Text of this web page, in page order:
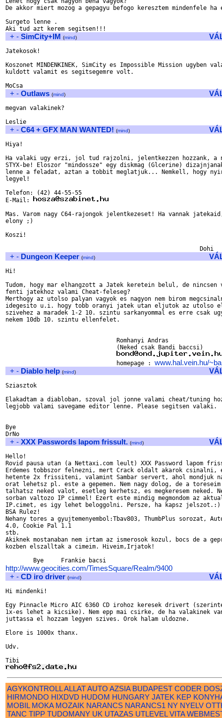
De akkor miert mozog a gepagyu befogo keresztem mindenfele
Surgeto lenne .
+ - SimCity+IM (mind)
Jatekosok!
Koszonet MINDENKINEK, SimCity es Impossible Mission ugyben
kuldott valamit es segitsegemre volt.
+ - Outlaws (mind)
megvan valakinek?
+ - C64 + GFX MAN WANTED! (mind)
Hiya!
Ha valaki ugy erzi, jol tud rajzolni, jelentkezzen hozzank, a
STYX-be! Eloszor "mindossze" egy diskmag (Glcerine)
lenne a feladat, aztan a tobbit meglatjuk... Nemkell, hogy
legyel!
Telefon: (42) 44-55-55
E-Mail:
Mas. Varom nagy C64-rajongok jelentkezeset! Ha vannak
elony ;)
Koszi!
+ - Dungeon Keeper (mind)
Hi!
Tudom, hogy mar elhangzott a Jatek keretein belul, de
fenti jatekhoz valami Cheat-feleseg?
Merthogy az utolso palyan vagyok es nagyon nem birom
idegesito u.i. hogy tobb oranyi jatek utan eljutok az utolso
szivehez a maradek 1-2 10. szintu sarkanyommal es erre csak
nekem 10db 10. szintu ellenfelet.
				homepage :
www.hal.vein.hu/
+ - Diablo help (mind)
Sziasztok
Elakadtam a diabloban, szoval jol jonne valami cheat/tuning
legjobb valami savegame editor lenne. Please segitsen valaki.
Bye
+ - XXX Passwords lapom frissult. (mind)
Hello!
Rovid pausa utan (a Nettaxi.com leult) XXX Password lapom
Erdemes tobbszor felnezni, mert Crack oldalt akarok csinalni,
hetente 2x frissiteni, valamint Sambar servert, ahol mondjuk
orat lehetsz pl. este a gepemen. Nem nagy dolog, de a
talhatsz neked valot, esetleg kerhetsz, es megkeresem neked.
sorban valtozo IP cimmel! Ezert este mindig megmondom az
IP.cimet, es igy lehet beloggolni. Persze, ha kapsz
BSA Rulez!
Nehany tores a gyujtemenyembol:Tbav803, ThumbPlus sorozat,
4.0, Cookie Pal 1.1
stb.
Akiknek mostanaban nem irtam az ismerosok kozul, bocs de a
kozben elszalltak a cimeim. Hiveim,Irjatok!
http://www.geocities.com/TimesSquare/Realm/9400
+ - CD iro driver (mind)
Hi mindenki!
Egy Pinnacle Micro AIC 6360 CD irohoz keresek drivert
1x-es lehet a kicsike). Nem epp mai csirke, de ha valakinek
juttassa el hozzam legyen szives. Orok halam uldozne.
Elore is 1000x thanx.
Udv.
AGYKONTROLLALLATAUTO AZSIA BUDAPEST CODER
HIRMONDO HIXDVD HUDOM HUNGARY JATEK KEP
MOBIL MOKA MOZAIK NARANCS NARANCS1 NY NYELV
TANC TIPP TUDOMANY UK UTAZAS UTLEVEL VITA